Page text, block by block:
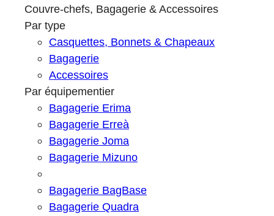
Couvre-chefs, Bagagerie & Accessoires
Par type
Casquettes, Bonnets & Chapeaux
Bagagerie
Accessoires
Par équipementier
Bagagerie Erima
Bagagerie Erreà
Bagagerie Joma
Bagagerie Mizuno
Bagagerie BagBase
Bagagerie Quadra